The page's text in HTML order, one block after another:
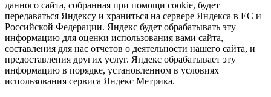
данного сайта, собранная при помощи cookie, будет
передаваться Яндексу и храниться на сервере Яндекса в ЕС и
Российской Федерации. Яндекс будет обрабатывать эту
информацию для оценки использования вами сайта,
составления для нас отчетов о деятельности нашего сайта, и
предоставления других услуг. Яндекс обрабатывает эту
информацию в порядке, установленном в условиях
использования сервиса Яндекс Метрика.